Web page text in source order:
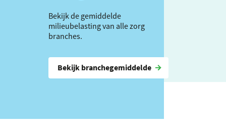
Bekijk de gemiddelde
milieubelasting van alle zorg
branches.
Bekijk branchegemiddelde